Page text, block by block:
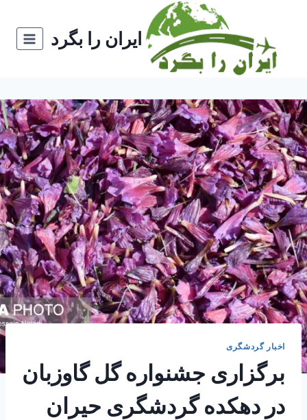
ایران را بگرد
اخبار گردشگری
برگزاری جشنواره گل گاوزبان
در دهکده گردشگری حیران